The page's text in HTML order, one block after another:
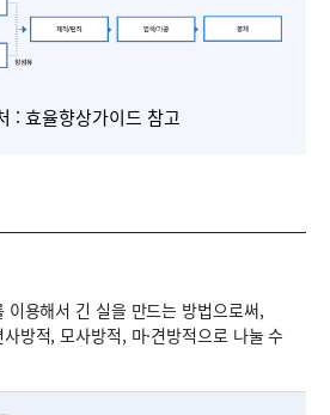
: 효율향상가이드 참고
이용해서 긴 실을 만드는 방법으로써,
방적, 모사방적, 마·견방적으로 나눌 수